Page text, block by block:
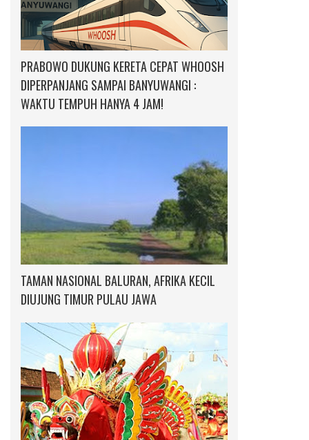
PRABOWO DUKUNG KERETA CEPAT WHOOSH
DIPERPANJANG SAMPAI BANYUWANGI :
WAKTU TEMPUH HANYA 4 JAM!
TAMAN NASIONAL BALURAN, AFRIKA KECIL
DIUJUNG TIMUR PULAU JAWA